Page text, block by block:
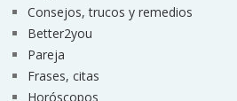
Consejos, trucos y remedios
Better2you
Pareja
Frases, citas
Horóscopos